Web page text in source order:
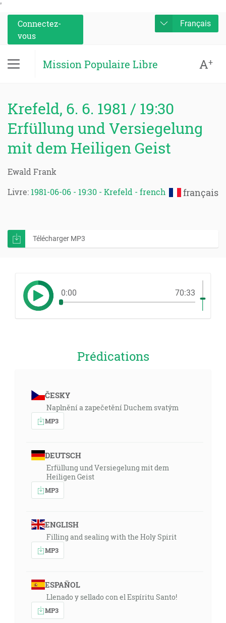
'
Connectez-
vous
Français
Mission Populaire Libre A+
Krefeld, 6. 6. 1981 / 19:30
Erfüllung und Versiegelung
mit dem Heiligen Geist
Ewald Frank
français
Livre: 1981-06-06 - 19:30 - Krefeld - french
Télécharger MP3
0:00 70:33
Prédications
ČESKY
Naplnění a zapečetění Duchem svatým
MP3
DEUTSCH
Erfüllung und Versiegelung mit dem
Heiligen Geist
MP3
ENGLISH
Filling and sealing with the Holy Spirit
MP3
ESPAÑOL
Llenado y sellado con el Espíritu Santo!
MP3